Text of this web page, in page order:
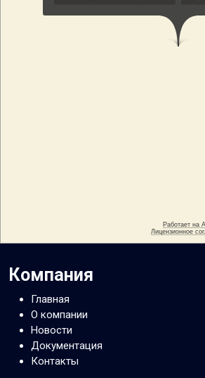
Компания
Главная
О компании
Новости
Документация
Контакты